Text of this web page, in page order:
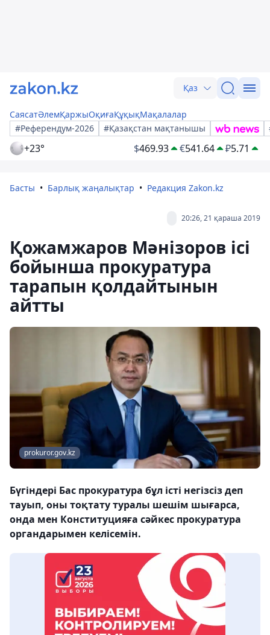
Қаз
СаясатӘлемҚаржыОқиғаҚұқықМақалалар
#Референдум-2026
#Қазақстан мақтанышы
+23° $469.93 €541.64 ₽5.71
Басты Барлық жаңалықтар Редакция Zakon.kz
20:26, 21 қараша 2019
Қожамжаров Мәнізоров ісі
бойынша прокуратура
тарапын қолдайтынын
айтты
prokuror.gov.kz
Бүгіндері Бас прокуратура бұл істі негізсіз деп
тауып, оны тоқтату туралы шешім шығарса,
онда мен Конституцияға сәйкес прокуратура
органдарымен келісемін.